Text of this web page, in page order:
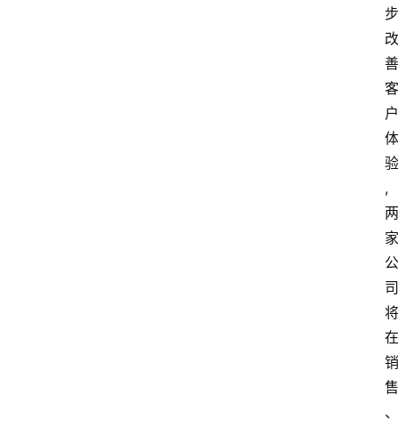
步
改
善
客
户
体
验
,
两
家
公
司
将
在
销
售
、